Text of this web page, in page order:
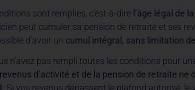
sont remplies, c’est-à-dire l’âge légal de
peut cumuler sa pension de retraite et ses
d’avoir un cumul intégral, sans limitation
n’avez pas rempli toutes les conditions pour
d’activité et de la pension de retraite ne